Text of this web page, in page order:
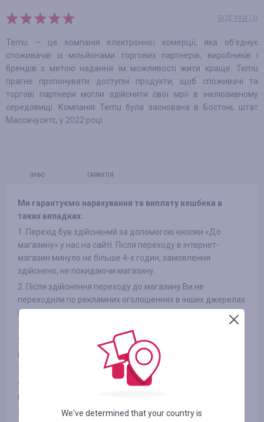
ВІДГУКИ (3)
Temu — це компанія електронної комерції, яка об’єднує
споживачів із мільйонами торгових партнерів, виробників і
брендів з метою надання їм можливості жити краще. Temu
прагне пропонувати доступні продукти, щоб споживачі та
торгові партнери могли здійснити свої мрії в інклюзивному
середовищі. Компанія Temu була заснована в Бостоні, штат
Массачусетс, у 2022 році.
ІНФО ГАРАНТІЯ
Ми гарантуємо нарахування та виплату кешбека в
таких випадках:
1. Перехід був здійснений за допомогою кнопки «До
магазину» у нас на сайті. Після переходу в інтернет-
магазин минуло не більше 4-х годин, замовлення
здійснено, не покидаючи магазину.
2. Після здійснення переходу до магазину Ви не
переходили по рекламних оголошеннях в інших джерелах
і не переходили з розсилок інтернет-магазинів на сайт, а
також не використовували сторонні промокоди
3. Обраний Вами товар бере участь в кешбека (в деяких
інтернет-магазинах є поділ на категорії, дивіться вкладку
«ІНФОРМАЦІЯ/УМОВИ» )
4. Після оплати товару Вами в інтернет-магазині Ви не
відмовилися від товару з будь-яких причин
5. Ви не використовуєте або відключили спеціальні
We've determined that your country is